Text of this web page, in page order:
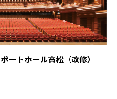
ートホール高松（改修）